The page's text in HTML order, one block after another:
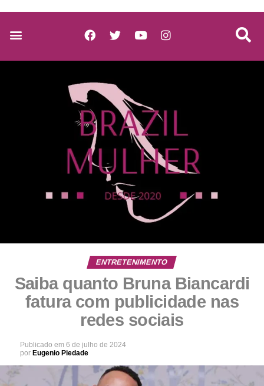
ENTRETENIMENTO
Saiba quanto Bruna Biancardi
fatura com publicidade nas
redes sociais
Publicado em 6 de julho de 2024
por Eugenio Piedade